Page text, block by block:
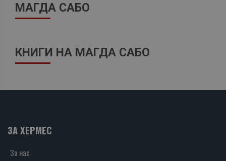
МАГДА САБО
КНИГИ НА МАГДА САБО
ЗА ХЕРМЕС
За нас